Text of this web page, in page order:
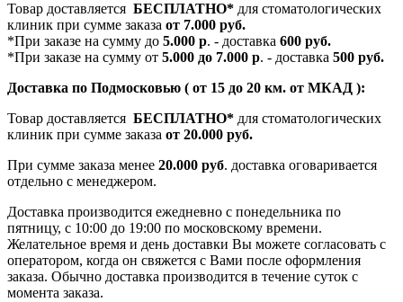
Товар доставляется БЕСПЛАТНО* для стоматологических
клиник при сумме заказа от 7.000 руб.
*При заказе на сумму до 5.000 р. - доставка 600 руб.
*При заказе на сумму от 5.000 до 7.000 р. - доставка 500 руб.
Доставка по Подмосковью ( от 15 до 20 км. от МКАД ):
Товар доставляется БЕСПЛАТНО* для стоматологических
клиник при сумме заказа от 20.000 руб.
При сумме заказа менее 20.000 руб. доставка оговаривается
отдельно с менеджером.
Доставка производится ежедневно с понедельника по
пятницу, с 10:00 до 19:00 по московскому времени.
Желательное время и день доставки Вы можете согласовать с
оператором, когда он свяжется с Вами после оформления
заказа. Обычно доставка производится в течение суток с
момента заказа.